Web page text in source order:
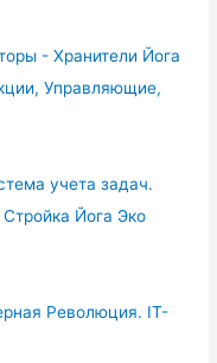
- Хранители Йога
Управляющие,
учета задач.
Йога Эко
Революция. IT-